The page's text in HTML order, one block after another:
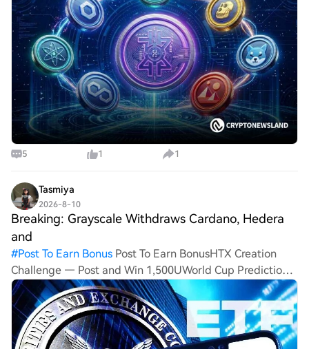
gradu
5 1 1
Tasmiya
2026-8-10
Breaking: Grayscale Withdraws Cardano, Hedera
and
#Post To Earn Bonus Post To Earn BonusHTX Creation
Challenge — Post and Win 1,500UWorld Cup Predictions:
100,000 USDT Daily Breaking: Grayscale Withdraws
Cardano, Hedera and Polkadot ETF Filings Grayscale
Investments has